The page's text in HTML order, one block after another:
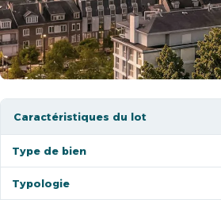
Caractéristiques du lot
Type de bien
Typologie